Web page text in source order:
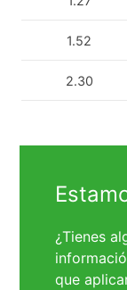
1.52
2.30
¿Tienes
que